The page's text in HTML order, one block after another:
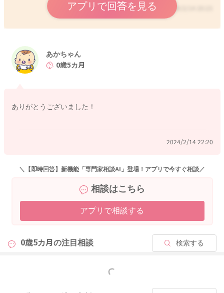
アプリで回答を見る 2024/2/14 20:23
あかちゃん
0歳5カ月
ありがとうございました！
2024/2/14 22:20
＼【即時回答】新機能「専門家相談AI」登場！アプリで今すぐ相談／
相談はこちら
アプリで相談する
0歳5カ月の注目相談 検索する
もっと見る